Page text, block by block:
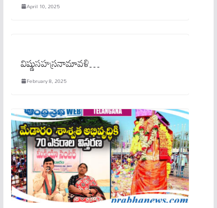
April 10, 2025
విష్ణుస‌హ‌స్ర‌నామావ‌ళి…
February 8, 2025